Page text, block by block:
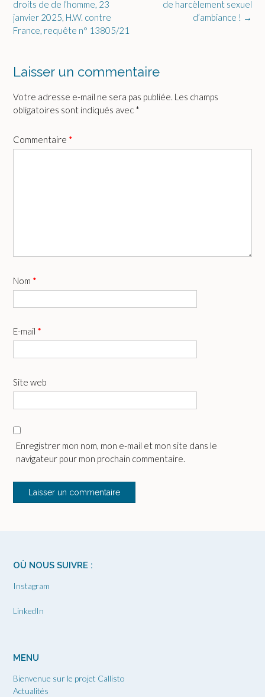
navigation
de harcèlement sexuel
d’ambiance ! →
droits de de l’homme, 23
janvier 2025, H.W. contre
France, requête n° 13805/21
Laisser un commentaire
Votre adresse e-mail ne sera pas publiée. Les champs
obligatoires sont indiqués avec *
Commentaire *
Nom *
E-mail *
Site web
Enregistrer mon nom, mon e-mail et mon site dans le
navigateur pour mon prochain commentaire.
OÙ NOUS SUIVRE :
Instagram
LinkedIn
MENU
Bienvenue sur le projet Callisto
Actualités